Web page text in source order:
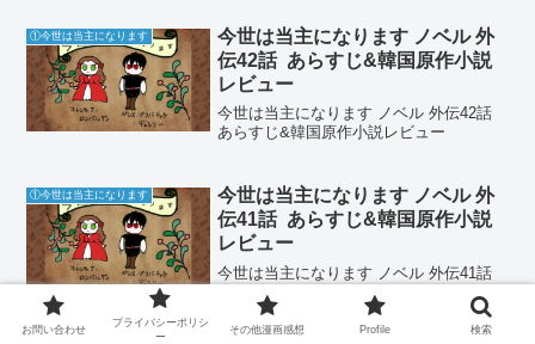
①今世は当主になります
今世は当主になります ノベル 外
伝42話 あらすじ&韓国原作小説
レビュー
今世は当主になります ノベル 外伝42話
あらすじ&韓国原作小説レビュー
①今世は当主になります
今世は当主になります ノベル 外
伝41話 あらすじ&韓国原作小説
レビュー
今世は当主になります ノベル 外伝41話
あらすじ&韓国原作小説レビュー
お問い合わせ
プライバシーポリシ
ー
その他漫画感想 Profile 検索